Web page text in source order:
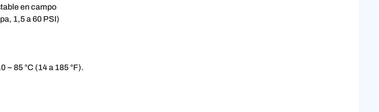
en campo
1,5 a 60 PSI)
~ 85 °C (14 a 185 °F).